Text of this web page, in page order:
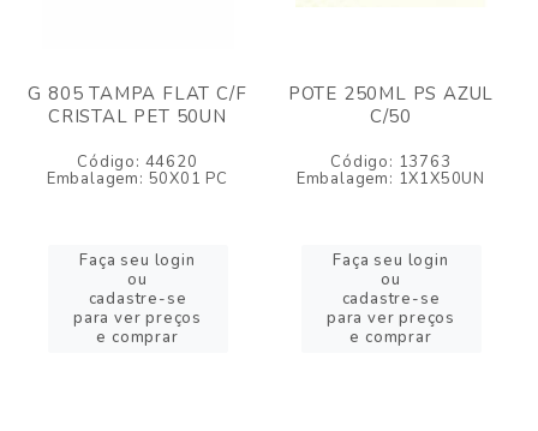
G 805 TAMPA FLAT C/F
CRISTAL PET 50UN
Código: 44620
Embalagem: 50X01 PC
Faça seu login
ou
cadastre-se
para ver preços
e comprar
POTE 250ML PS AZUL
C/50
Código: 13763
Embalagem: 1X1X50UN
Faça seu login
ou
cadastre-se
para ver preços
e comprar